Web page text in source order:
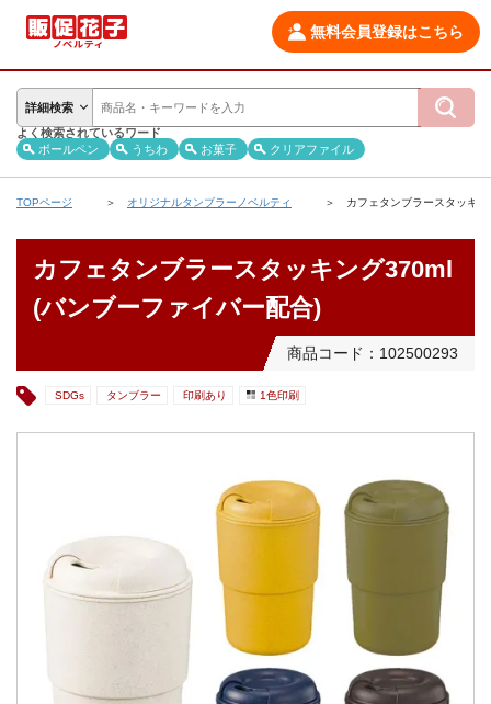
無料会員登録はこちら
詳細検索
よく検索されているワード
ボールペン
うちわ お菓子 クリアファイル
TOPページ オリジナルタンブラーノベルティ カフェタンブラースタッキ
カフェタンブラースタッキング370ml
(バンブーファイバー配合)
商品コード：102500293
SDGs タンブラー 印刷あり 1色印刷